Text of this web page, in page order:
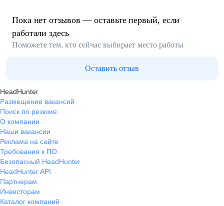
Пока нет отзывов — оставьте первый, если
работали здесь
Поможете тем, кто сейчас выбирает место работы
Оставить отзыв
HeadHunter
Размещение вакансий
Поиск по резюме
О компании
Наши вакансии
Реклама на сайте
Требования к ПО
Безопасный HeadHunter
HeadHunter API
Партнерам
Инвесторам
Каталог компаний